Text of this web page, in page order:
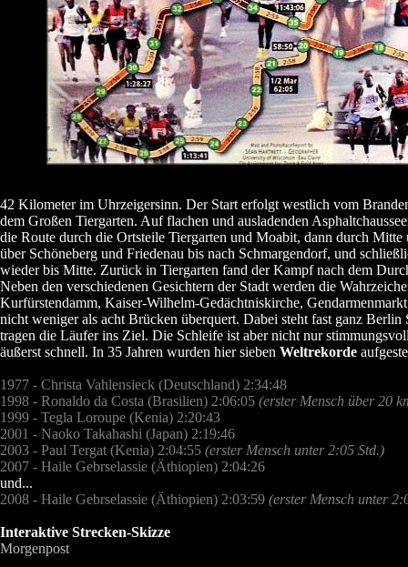
42 Kilometer im Uhrzeigersinn. Der Start erfolgt westlich vom
dem Großen Tiergarten. Auf flachen und ausladenden
die Route durch die Ortsteile Tiergarten und Moabit, dann durch
über Schöneberg und Friedenau bis nach Schmargendorf, und
wieder bis Mitte. Zurück in Tiergarten fand der Kampf nach dem
Neben den verschiedenen Gesichtern der Stadt werden die
Kurfürstendamm, Kaiser-Wilhelm-Gedächtniskirche,
nicht weniger als acht Brücken überquert. Dabei steht fast ganz
tragen die Läufer ins Ziel. Die Schleife ist aber nicht nur
äußerst schnell. In 35 Jahren wurden hier sieben Weltrekorde
1977 - Christa Vahlensieck (Deutschland) 2:34:48
1998 - Ronaldo da Costa (Brasilien) 2:06:05 (erster Mensch über 20
1999 - Tegla Loroupe (Kenia) 2:20:43
2001 - Naoko Takahashi (Japan) 2:19:46
2003 - Paul Tergat (Kenia) 2:04:55 (erster Mensch unter 2:05 Std.)
2007 - Haile Gebrselassie (Äthiopien) 2:04:26
und...
2008 - Haile Gebrselassie (Äthiopien) 2:03:59 (erster Mensch unter
Interaktive Strecken-Skizze
Morgenpost